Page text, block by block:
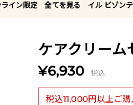
LEATHER
ライン限定 全てを見る イル ビゾン
ケアクリーム
¥6,930 税込
税込11,000円以上ご